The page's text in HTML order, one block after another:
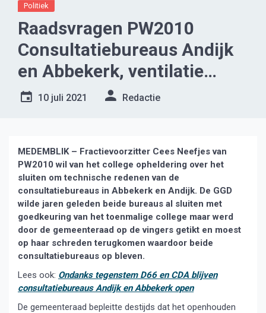
Politiek
Raadsvragen PW2010
Consultatiebureaus Andijk
en Abbekerk, ventilatie
dorpshuizen
10 juli 2021 Redactie
MEDEMBLIK – Fractievoorzitter Cees Neefjes van
PW2010 wil van het college opheldering over het
sluiten om technische redenen van de
consultatiebureaus in Abbekerk en Andijk. De GGD
wilde jaren geleden beide bureaus al sluiten met
goedkeuring van het toenmalige college maar werd
door de gemeenteraad op de vingers getikt en moest
op haar schreden terugkomen waardoor beide
consultatiebureaus op bleven.
Lees ook: Ondanks tegenstem D66 en CDA blijven
consultatiebureaus Andijk en Abbekerk open
De gemeenteraad bepleitte destijds dat het openhouden